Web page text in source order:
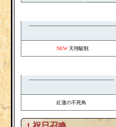
NEW天翔駿獣
紅蓮の不死鳥